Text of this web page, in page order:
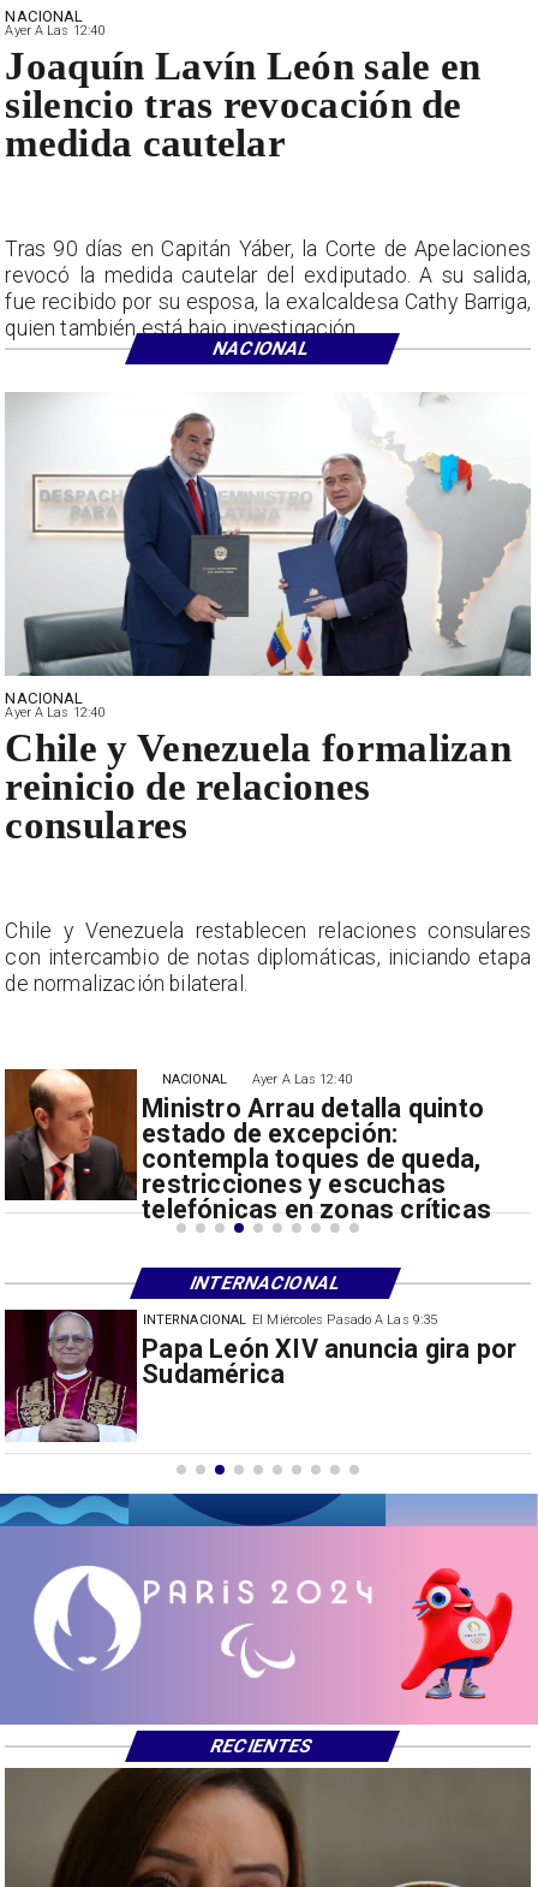
El Miércoles Pasado A Las 9:35
China restringe exportación de
drones a EEUU y sanciona
INTERNACIONAL
Ayer A Las 12:40
Ministro Arrau detalla quinto
estado de excepción:
contempla toques de queda,
restricciones y escuchas
telefónicas en zonas críticas
NACIONAL
NACIONAL
Ayer A Las 12:40
Chile y Venezuela formalizan
reinicio de relaciones
consulares
Chile y Venezuela restablecen relaciones consulares
con intercambio de notas diplomáticas, iniciando etapa
de normalización bilateral.
NACIONAL
Ayer A Las 12:40
Joaquín Lavín León sale en
silencio tras revocación de
medida cautelar
Tras 90 días en Capitán Yáber, la Corte de Apelaciones
revocó la medida cautelar del exdiputado. A su salida,
fue recibido por su esposa, la exalcaldesa Cathy Barriga,
quien también está bajo investigación.
NACIONAL
INTERNACIONAL
RECIENTES